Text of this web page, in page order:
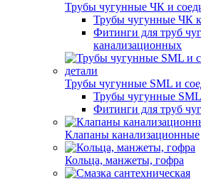
Трубы чугунные ЧК и
Трубы чугунные ЧК
Фитинги для труб
канализационных
Трубы чугунные SML и
Трубы чугунные SML
Фитинги для труб
Клапаны канализационные
Кольца, манжеты, гофра